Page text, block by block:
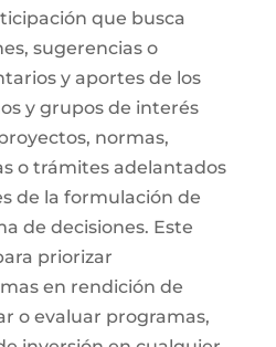
que busca
sugerencias o
y aportes de los
y grupos de interés
normas,
o trámites adelantados
de la formulación de
de decisiones. Este
priorizar
en rendición de
o evaluar programas,